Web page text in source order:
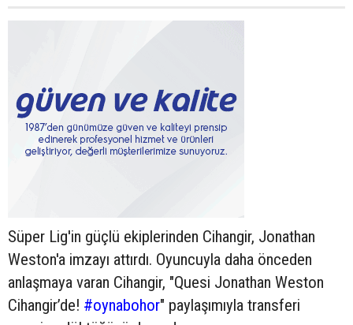
Süper Lig'in güçlü ekiplerinden Cihangir, Jonathan
Weston'a imzayı attırdı. Oyuncuyla daha önceden
anlaşmaya varan Cihangir, "Quesi Jonathan Weston
Cihangir’de! #oynabohor" paylaşımıyla transferi